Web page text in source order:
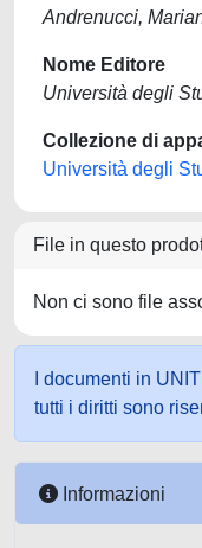
Andrenucci,
Nome Editore
Università degli
Collezione di
Università degli
File in questo
Non ci sono file
I documenti in
tutti i diritti sono
Informazioni